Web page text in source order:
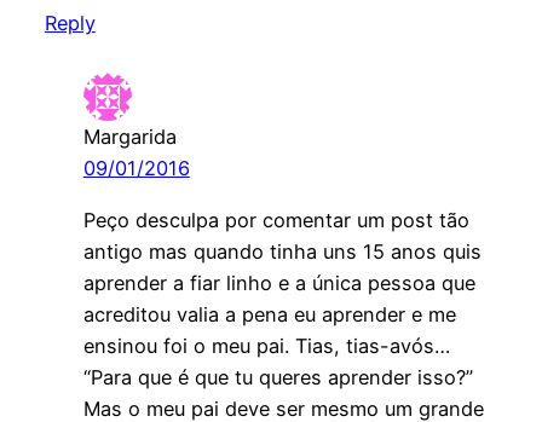
Reply
Margarida
09/01/2016
Peço desculpa por comentar um post tão
antigo mas quando tinha uns 15 anos quis
aprender a fiar linho e a única pessoa que
acreditou valia a pena eu aprender e me
ensinou foi o meu pai. Tias, tias-avós…
“Para que é que tu queres aprender isso?”
Mas o meu pai deve ser mesmo um grande